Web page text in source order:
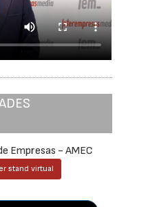
Empresas - AMEC
stand virtual